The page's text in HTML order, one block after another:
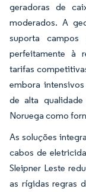
geradoras de
moderados. A
suporta
perfeitamente à
tarifas
embora
de alta
Noruega como
As soluções
cabos de
Sleipner Leste
as rígidas regras